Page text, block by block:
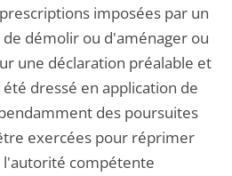
imposées par un
démolir ou d'aménager ou
une déclaration préalable et
dressé en application de
des poursuites
exercées pour réprimer
compétente